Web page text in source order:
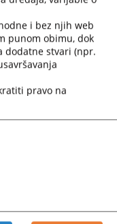
i bez njih web
punom obimu, dok
dodatne stvari (npr.
pravo na